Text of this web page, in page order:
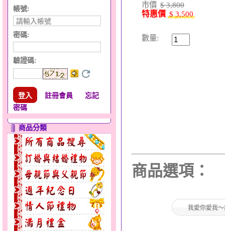
帳號:
密碼:
驗證碼:
註冊會員
忘記
密碼
商品分類
市價 $ 3,800
特惠價 $ 3,500
數量:
商品選項：
我愛你愛我